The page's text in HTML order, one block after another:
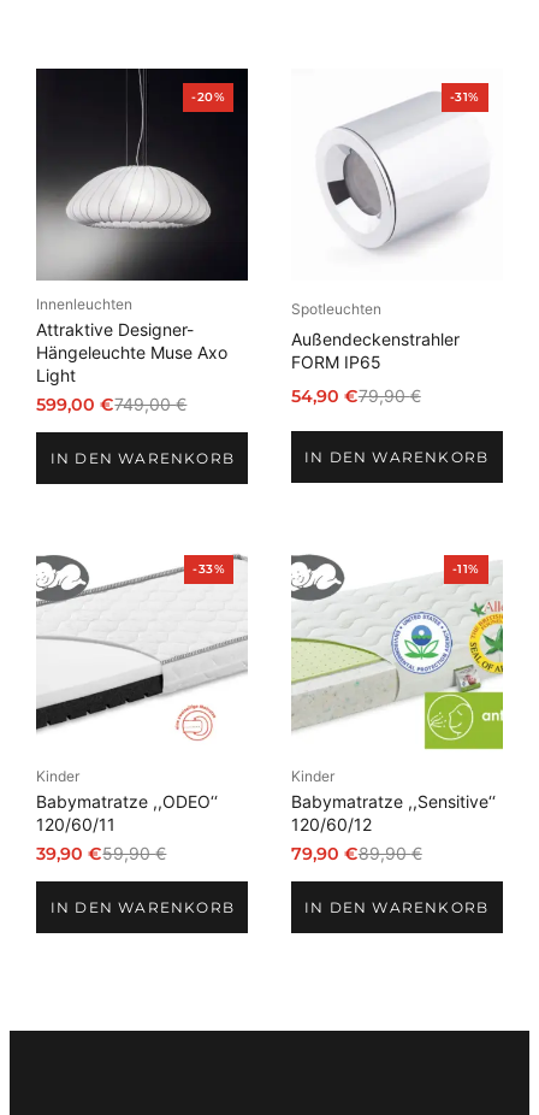
-20%Produkt
im
Innenleuchten
Attraktive Designer-
Hängeleuchte Muse Axo
Light
749,00€
Ursprünglicher
war:
599,00€
Aktueller
ist:IN DEN WARENKORB
-31%Produkt
im
Spotleuchten
Außendeckenstrahler
FORM IP65
79,90€
Ursprünglicher
Preis
war:
79,90 €
54,90 €
Aktueller
Preis
ist:
54,90 €.
IN DEN WARENKORB
-33%Produkt
im
Kinder
Babymatratze ,,ODEO‘‘
120/60/11
59,90€
Ursprünglicher
war:
39,90€
Aktueller
ist:IN DEN WARENKORB
-11%Produkt
im
Angebot
Kinder
Babymatratze ,,Sensitive‘‘
120/60/12
89,90€
Ursprünglicher
war:
79,90 €
Aktueller
ist:IN DEN WARENKORB